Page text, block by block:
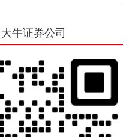
牛证券公司